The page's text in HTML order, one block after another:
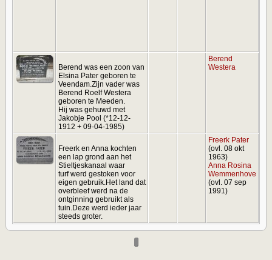
Berend was een zoon van
Elsina Pater geboren te
Veendam.Zijn vader was
Berend Roelf Westera
geboren te Meeden.
Hij was gehuwd met
Jakobje Pool (*12-12-
1912 + 09-04-1985)
Berend
Westera
Freerk en Anna kochten
een lap grond aan het
Stieltjeskanaal waar
turf werd gestoken voor
eigen gebruik.Het land dat
overbleef werd na de
ontginning gebruikt als
tuin.Deze werd ieder jaar
steeds groter.
Freerk Pater
(ovl. 08 okt
1963)
Anna Rosina
Wemmenhove
(ovl. 07 sep
1991)